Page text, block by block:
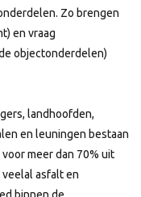
Zo brengen
en vraag
objectonderdelen)
landhoofden,
en leuningen bestaan
meer dan 70% uit
asfalt en
binnen de